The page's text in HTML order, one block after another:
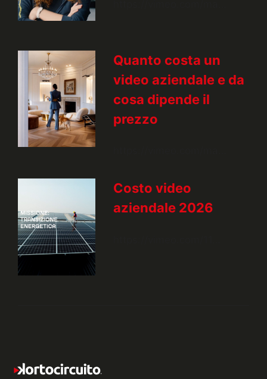
Quanto costa un
video aziendale e da
cosa dipende il
prezzo
Costo video
aziendale 2026